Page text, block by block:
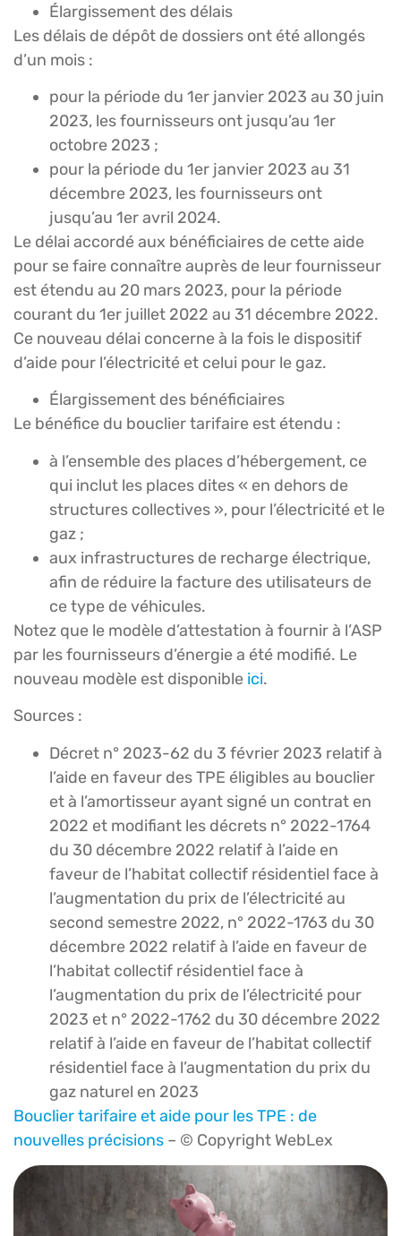
Élargissement des délais
Les délais de dépôt de dossiers ont été allongés
d’un mois :
pour la période du 1er janvier 2023 au 30 juin
2023, les fournisseurs ont jusqu’au 1er
octobre 2023 ;
pour la période du 1er janvier 2023 au 31
décembre 2023, les fournisseurs ont
jusqu’au 1er avril 2024.
Le délai accordé aux bénéficiaires de cette aide
pour se faire connaître auprès de leur fournisseur
est étendu au 20 mars 2023, pour la période
courant du 1er juillet 2022 au 31 décembre 2022.
Ce nouveau délai concerne à la fois le dispositif
d’aide pour l’électricité et celui pour le gaz.
Élargissement des bénéficiaires
Le bénéfice du bouclier tarifaire est étendu :
à l’ensemble des places d’hébergement, ce
qui inclut les places dites « en dehors de
structures collectives », pour l’électricité et le
gaz ;
aux infrastructures de recharge électrique,
afin de réduire la facture des utilisateurs de
ce type de véhicules.
Notez que le modèle d’attestation à fournir à l’ASP
par les fournisseurs d’énergie a été modifié. Le
nouveau modèle est disponible ici.
Sources :
Décret n° 2023-62 du 3 février 2023 relatif à
l’aide en faveur des TPE éligibles au bouclier
et à l’amortisseur ayant signé un contrat en
2022 et modifiant les décrets n° 2022-1764
du 30 décembre 2022 relatif à l’aide en
faveur de l’habitat collectif résidentiel face à
l’augmentation du prix de l’électricité au
second semestre 2022, n° 2022-1763 du 30
décembre 2022 relatif à l’aide en faveur de
l’habitat collectif résidentiel face à
l’augmentation du prix de l’électricité pour
2023 et n° 2022-1762 du 30 décembre 2022
relatif à l’aide en faveur de l’habitat collectif
résidentiel face à l’augmentation du prix du
gaz naturel en 2023
Bouclier tarifaire et aide pour les TPE : de
nouvelles précisions – © Copyright WebLex